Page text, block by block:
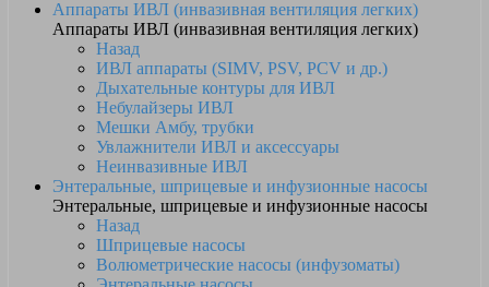
Аппараты ИВЛ (инвазивная вентиляция легких)
Аппараты ИВЛ (инвазивная вентиляция легких)
Назад
ИВЛ аппараты (SIMV, PSV, PCV и др.)
Дыхательные контуры для ИВЛ
Небулайзеры ИВЛ
Мешки Амбу, трубки
Увлажнители ИВЛ и аксессуары
Неинвазивные ИВЛ
Энтеральные, шприцевые и инфузионные насосы
Энтеральные, шприцевые и инфузионные насосы
Назад
Шприцевые насосы
Волюметрические насосы (инфузоматы)